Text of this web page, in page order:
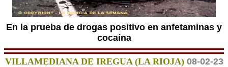
En la prueba de drogas positivo en anfetaminas y
cocaína
VILLAMEDIANA DE IREGUA (LA RIOJA) 08-02-23